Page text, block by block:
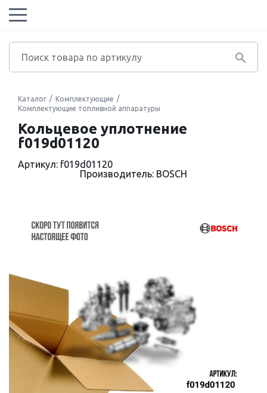
Каталог
Комплектующие
Комплектующие топливной аппаратуры
Кольцевое уплотнение
f019d01120
Артикул: f019d01120
Производитель: BOSCH